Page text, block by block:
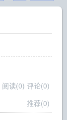
阅读(0) 评论(0)
推荐(0)